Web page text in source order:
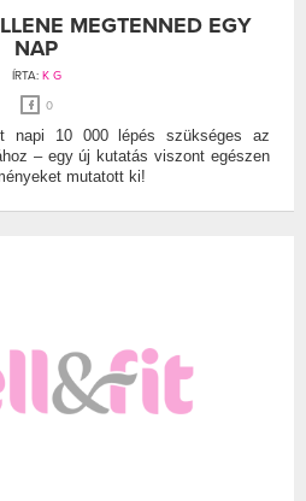
MEGTENNED EGY
NAP
ÍRTA: K G
0
napi 10 000 lépés szükséges az
– egy új kutatás viszont egészen
mutatott ki!